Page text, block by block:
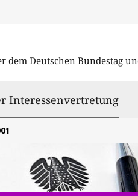
dem Deutschen Bundestag
Interessenvertretung